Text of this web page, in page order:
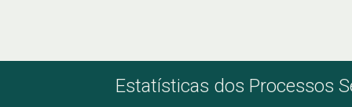
Estatísticas dos Processos